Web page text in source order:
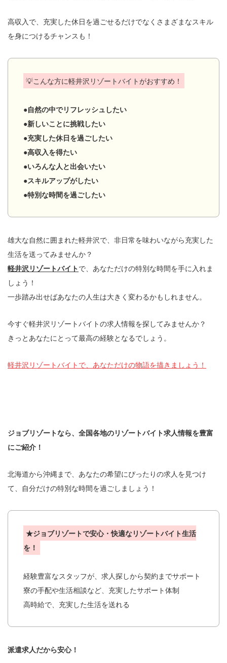
高収入で、充実した休日を過ごせるだけでなくさまざまなスキル
を身につけるチャンスも！
💡こんな方に軽井沢リゾートバイトがおすすめ！
●自然の中でリフレッシュしたい
●新しいことに挑戦したい
●充実した休日を過ごしたい
●高収入を得たい
●いろんな人と出会いたい
●スキルアップがしたい
●特別な時間を過ごしたい
雄大な自然に囲まれた軽井沢で、非日常を味わいながら充実した
生活を送ってみませんか？
軽井沢リゾートバイトで、あなただけの特別な時間を手に入れま
しょう！
一歩踏み出せばあなたの人生は大きく変わるかもしれません。
今すぐ軽井沢リゾートバイトの求人情報を探してみませんか？
きっとあなたにとって最高の経験となるでしょう。
軽井沢リゾートバイトで、あなただけの物語を描きましょう！
ジョブリゾートなら、全国各地のリゾートバイト求人情報を豊富
にご紹介！
北海道から沖縄まで、あなたの希望にぴったりの求人を見つけ
て、自分だけの特別な時間を過ごしましょう！
★ジョブリゾートで安心・快適なリゾートバイト生活
を！
経験豊富なスタッフが、求人探しから契約までサポート
寮の手配や生活相談など、充実したサポート体制
高時給で、充実した生活を送れる
派遣求人だから安心！